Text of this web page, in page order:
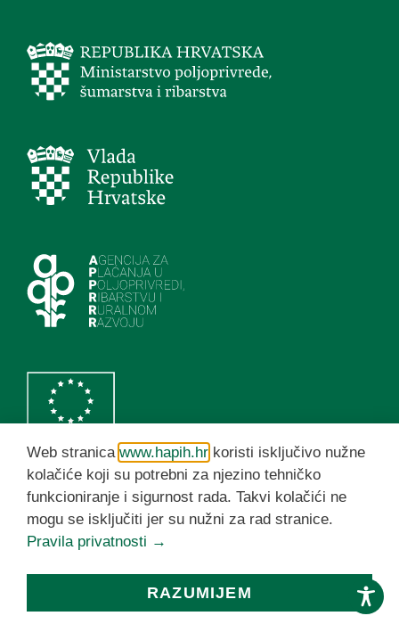
HAPIH YouTube kanal
Web stranica www.hapih.hr koristi isključivo nužne
kolačiće koji su potrebni za njezino tehničko
funkcioniranje i sigurnost rada. Takvi kolačići ne
mogu se isključiti jer su nužni za rad stranice.
Pravila privatnosti →
RAZUMIJEM